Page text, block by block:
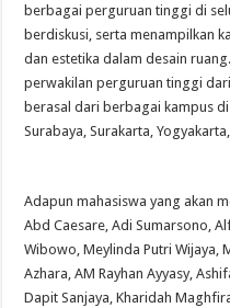
berbagai perguruan tinggi di
berdiskusi, serta menampilkan
dan estetika dalam desain
perwakilan perguruan tinggi
berasal dari berbagai kampus
Surabaya, Surakarta,
Adapun mahasiswa yang akan
Abd Caesare, Adi Sumarsono,
Wibowo, Meylinda Putri Wijaya,
Azhara, AM Rayhan Ayyasy,
Dapit Sanjaya, Kharidah